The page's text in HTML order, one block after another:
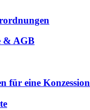
& AGB
für eine Konzession